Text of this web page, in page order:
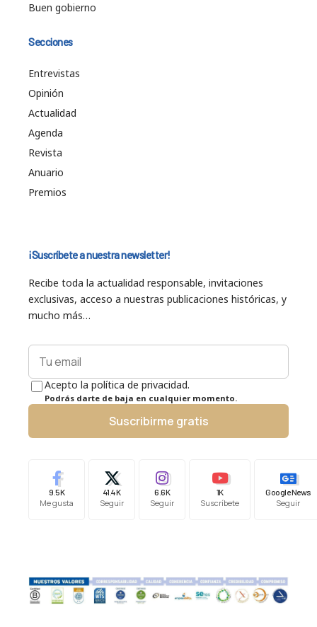
Buen gobierno
Secciones
Entrevistas
Opinión
Actualidad
Agenda
Revista
Anuario
Premios
¡Suscríbete a nuestra newsletter!
Recibe toda la actualidad responsable, invitaciones
exclusivas, acceso a nuestras publicaciones históricas, y
mucho más…
Acepto la política de privacidad.
Podrás darte de baja en cualquier momento.
Suscribirme gratis
9.5K
Me gusta
41.4K
Seguir
6.6K
Seguir
1K
Suscríbete
Google News
Seguir